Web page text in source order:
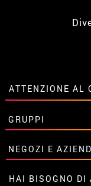
ATTENZIONE AL
• Su di noi
• Condizioni di
• Avviso legale
• Attenzione al
• Utilizzo dei
GRUPPI
Sconti speciali per
Contattaci qui
NEGOZI E
Sconti speciali per
HAI BISOGNO DI